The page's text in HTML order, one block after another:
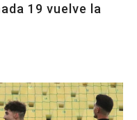
19 vuelve la